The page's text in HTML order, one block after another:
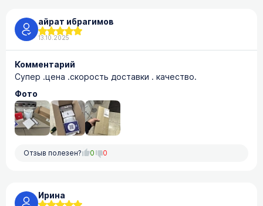
айрат ибрагимов
13.10.2025
Комментарий
Супер .цена .скорость доставки . качество.
Фото
Отзыв полезен? 0 0
Ирина